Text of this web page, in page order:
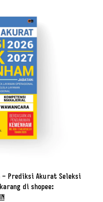
– Prediksi Akurat Seleksi
di shopee: